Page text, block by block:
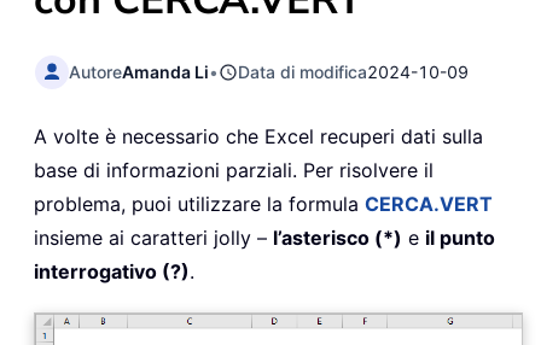
AutoreAmanda Li• Data di modifica2024-10-09
A volte è necessario che Excel recuperi dati sulla
base di informazioni parziali. Per risolvere il
problema, puoi utilizzare la formula CERCA.VERT
insieme ai caratteri jolly – l’asterisco (*) e il punto
interrogativo (?).